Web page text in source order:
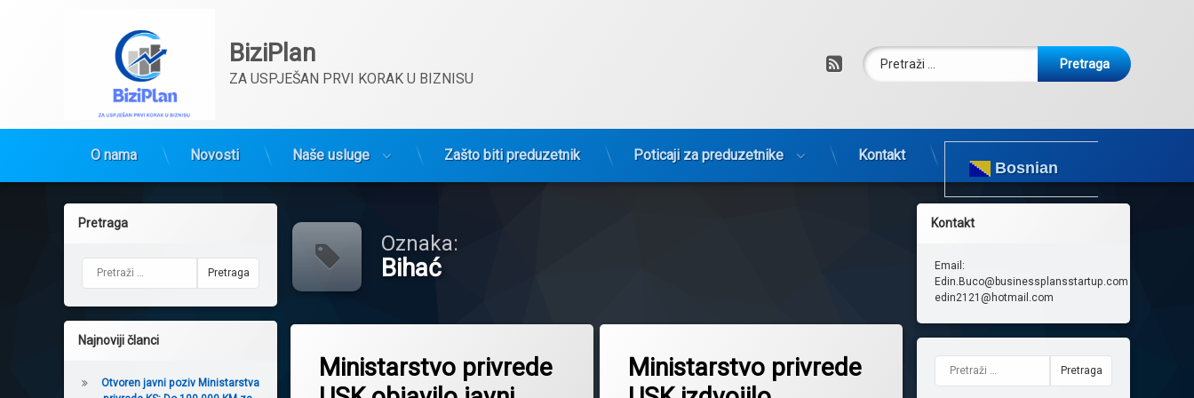
BiziPlan
ZA USPJEŠAN PRVI KORAK U BIZNISU
RSSPretraga:
O nama Novosti Naše usluge Zašto biti preduzetnik Poticaji za preduzetnike Kontakt
Bosnian
Oznaka:
Bihać
Ministarstvo privrede
BosanskaKrupa
Ministarstvo privrede
BosanskaKrupa
Pretraga
Najnoviji članci
Otvoren javni poziv Ministarstva
Kontakt
Email:
Edin.Buco@businessplansstartup.com
edin2121@hotmail.com